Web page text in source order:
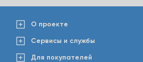
О проекте
Сервисы и службы
Для покупателей